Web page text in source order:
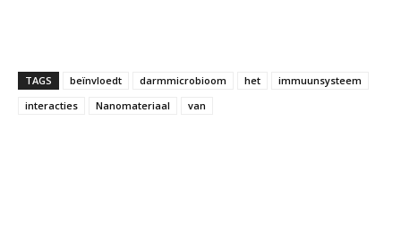
TAGS beïnvloedt darmmicrobioom het
immuunsysteem
interacties
Nanomateriaal van